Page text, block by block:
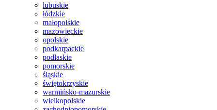
lubuskie
łódzkie
małopolskie
mazowieckie
opolskie
podkarpackie
podlaskie
pomorskie
śląskie
świętokrzyskie
warmińsko-mazurskie
wielkopolskie